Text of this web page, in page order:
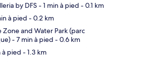
by DFS - 1 min à pied - 0.1 km
à pied - 0.2 km
and Water Park (parc
- 7 min à pied - 0.6 km
à pied - 1.3 km